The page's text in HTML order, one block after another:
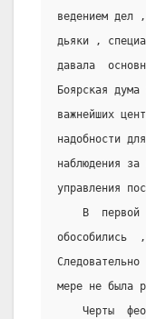
ведением дел
дьяки ,
давала
Боярская
важнейших
надобности
наблюдения
управления
В  первой
обособились
мере не была
Черты